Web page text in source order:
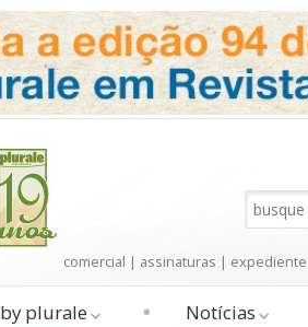
comercial | assinaturas | expediente
by plurale Notícias